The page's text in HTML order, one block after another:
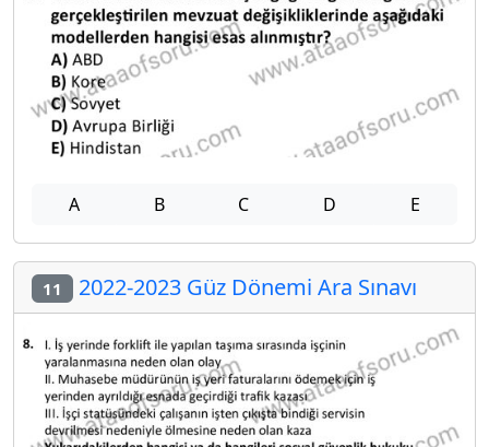
A B C D E
11 2022-2023 Güz Dönemi Ara Sınavı